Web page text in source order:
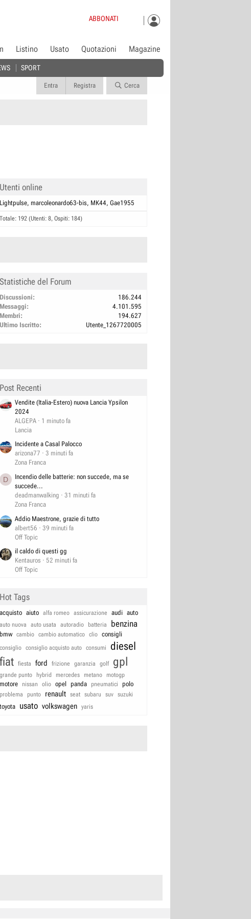
ABBONATI
SPORT
Listino Usato Quotazioni Magazine
Entra Registra Cerca
Utenti online
Lightpulse marcoleonardo63-bis MK44 Gae1955
Totale: 192 (Utenti: 8, Ospiti: 184)
Statistiche del Forum
Discussioni
186.244
Messaggi
4.101.595
Membri
194.627
Ultimo Iscritto
Utente_1267720005
Post Recenti
Vendite (Italia-Estero) nuova Lancia Ypsilon
2024
ALGEPA
1 minuto fa
Lancia
Incidente a Casal Palocco
arizona77
3 minuti fa
Zona Franca
D
Incendio delle batterie: non succede, ma se
succede...
deadmanwalking
31 minuti fa
Zona Franca
Addio Maestrone, grazie di tutto
albert56
39 minuti fa
Off Topic
il caldo di questi gg
Kentauros
52 minuti fa
Off Topic
Hot Tags
acquisto aiuto alfa romeo assicurazione audi auto
auto nuova auto usata autoradio batteria benzina
bmw cambio cambio automatico clio consigli
consiglio consiglio acquisto auto consumi diesel
fiat fiesta ford frizione garanzia golf gpl
grande punto hybrid mercedes metano motogp
motore nissan olio opel panda pneumatici polo
problema punto renault seat subaru suv suzuki
toyota usato volkswagen yaris